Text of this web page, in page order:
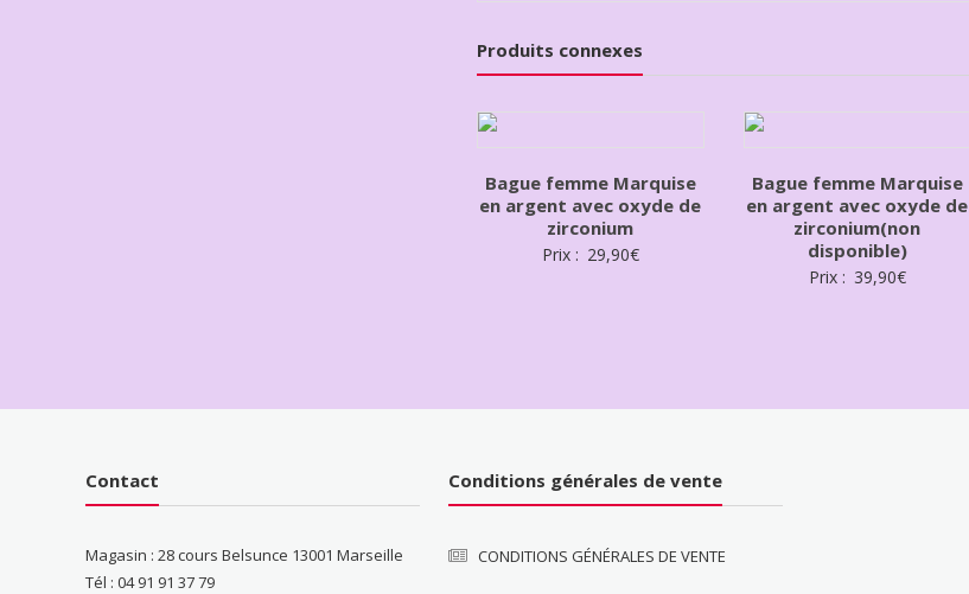
Produits connexes
Bague femme Marquise
en argent avec oxyde de
zirconium
Prix : 29,90€
Bague femme Marquise
en argent avec oxyde de
zirconium(non
disponible)
Prix : 39,90€
Contact
Magasin : 28 cours Belsunce 13001 Marseille
Tél : 04 91 91 37 79
Conditions générales de vente
CONDITIONS GÉNÉRALES DE VENTE